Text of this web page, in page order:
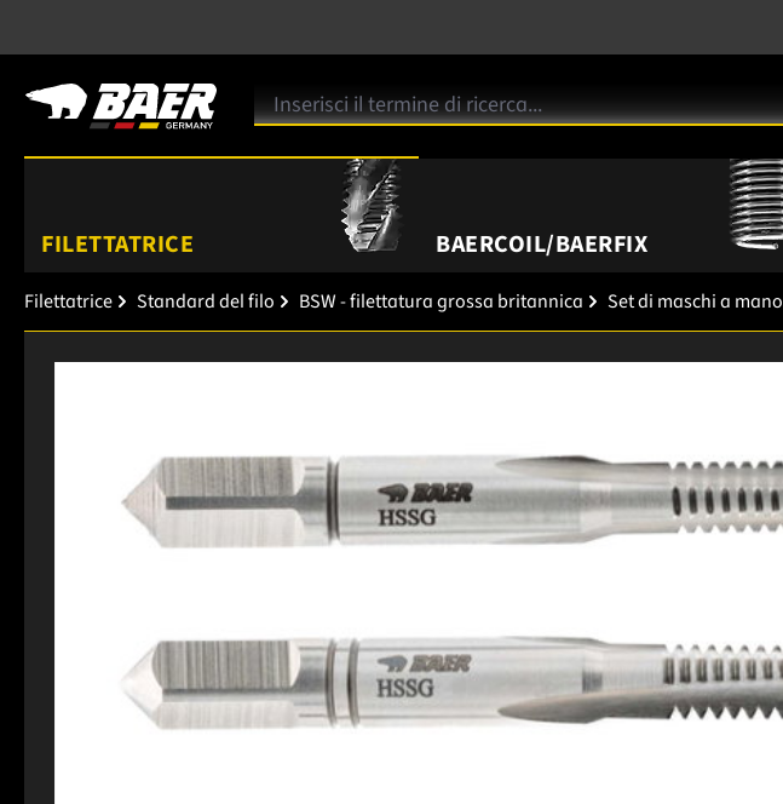
FILETTATRICE BAERCOIL/BAERFIX
Filettatrice Standard del filo BSW - filettatura grossa britannica Set di maschi a mano